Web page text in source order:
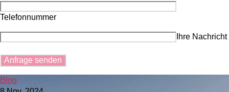
Telefonnummer
Ihre Nachricht
Blog